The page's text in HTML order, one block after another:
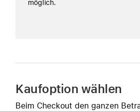
möglich.
Kaufoption wählen
Beim Checkout den ganzen